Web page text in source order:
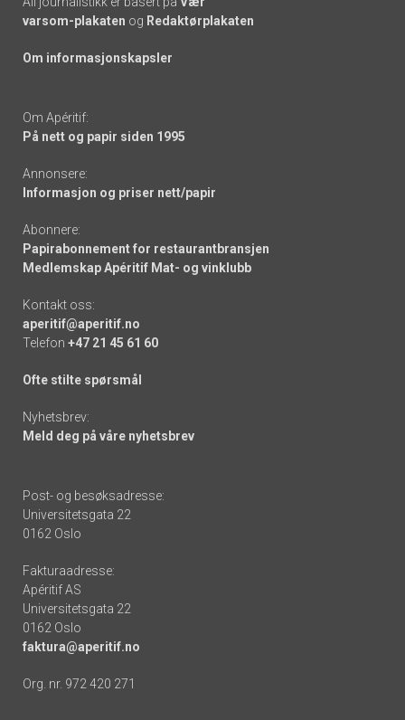
varsom-plakaten og Redaktørplakaten
Om informasjonskapsler
Om Apéritif:
På nett og papir siden 1995
Annonsere:
Informasjon og priser nett/papir
Abonnere:
Papirabonnement for restaurantbransjen
Medlemskap Apéritif Mat- og vinklubb
Kontakt oss:
aperitif@aperitif.no
Telefon +47 21 45 61 60
Ofte stilte spørsmål
Nyhetsbrev:
Meld deg på våre nyhetsbrev
Post- og besøksadresse:
Universitetsgata 22
0162 Oslo
Fakturaadresse:
Apéritif AS
Universitetsgata 22
0162 Oslo
faktura@aperitif.no
Org. nr. 972 420 271